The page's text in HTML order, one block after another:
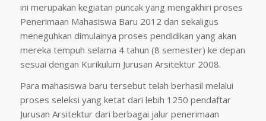
ini merupakan kegiatan puncak yang mengakhiri proses
Penerimaan Mahasiswa Baru 2012 dan sekaligus
meneguhkan dimulainya proses pendidikan yang akan
mereka tempuh selama 4 tahun (8 semester) ke depan
sesuai dengan Kurikulum Jurusan Arsitektur 2008.
Para mahasiswa baru tersebut telah berhasil melalui
proses seleksi yang ketat dari lebih 1250 pendaftar
Jurusan Arsitektur dari berbagai jalur penerimaan